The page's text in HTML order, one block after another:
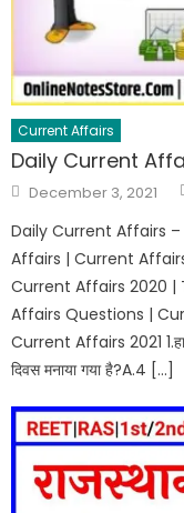
Current Affairs
Daily Current
December 3, 2021
Daily Current Affairs
Affairs | Current
Current Affairs 2020 |
Affairs Questions |
Current Affairs 2021
दिवस मनाया गया है?A.4 […]